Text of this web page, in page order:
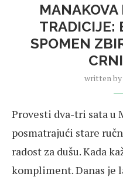
MANAKOVA
TRADICIJE:
SPOMEN
written by
Provesti dva-tri sata u
posmatrajući stare
radost za dušu. Kada
kompliment. Danas je